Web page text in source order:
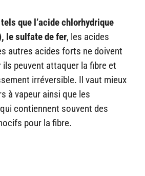
que l’acide chlorhydrique
le sulfate de fer, les acides
autres acides forts ne doivent
peuvent attaquer la fibre et
irréversible. Il vaut mieux
à vapeur ainsi que les
contiennent souvent des
pour la fibre.